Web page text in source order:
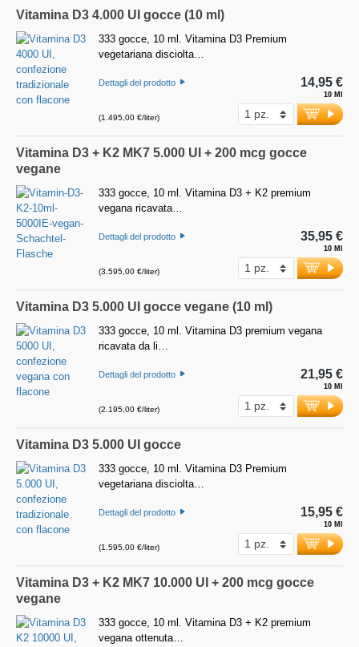
Vitamina D3 4.000 UI gocce (10 ml)
333 gocce, 10 ml. Vitamina D3 Premium
vegetariana disciolta…
Dettagli del prodotto
(1.495,00 €/liter)
10 Ml
14,95 €
Vitamina D3 + K2 MK7 5.000 UI + 200 mcg gocce
vegane
333 gocce, 10 ml. Vitamina D3 + K2 premium
vegana ricavata…
Dettagli del prodotto
(3.595,00 €/liter)
10 Ml
35,95 €
Vitamina D3 5.000 UI gocce vegane (10 ml)
333 gocce, 10 ml. Vitamina D3 premium vegana
ricavata da li…
Dettagli del prodotto
(2.195,00 €/liter)
10 Ml
21,95 €
Vitamina D3 5.000 UI gocce
333 gocce, 10 ml. Vitamina D3 Premium
vegetariana disciolta…
Dettagli del prodotto
(1.595,00 €/liter)
10 Ml
15,95 €
Vitamina D3 + K2 MK7 10.000 UI + 200 mcg gocce
vegane
333 gocce, 10 ml. Vitamina D3 + K2 premium
vegana ottenuta…